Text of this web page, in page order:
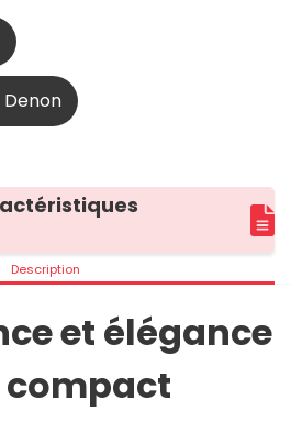
Description
et élégance